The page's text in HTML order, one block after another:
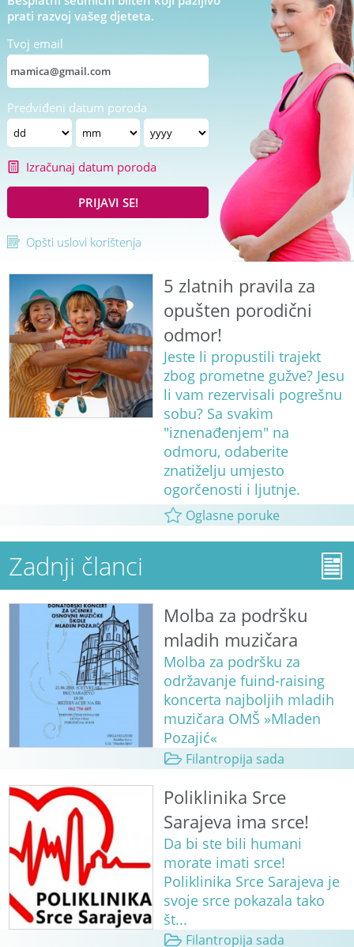
prati razvoj vašeg djeteta.
Tvoj email
Predviđeni datum poroda
Izračunaj datum poroda
PRIJAVI SE!
Opšti uslovi korištenja
5 zlatnih pravila za
opušten porodični
odmor!
Jeste li propustili trajekt
zbog prometne gužve? Jesu
li vam rezervisali pogrešnu
sobu? Sa svakim
"iznenađenjem" na
odmoru, odaberite
znatiželju umjesto
ogorčenosti i ljutnje.
Oglasne poruke
Zadnji članci
Molba za podršku
mladih muzičara
Molba za podršku za
održavanje fuind-raising
koncerta najboljih mladih
muzičara OMŠ »Mladen
Pozajić«
Filantropija sada
Poliklinika Srce
Sarajeva ima srce!
Da bi ste bili humani
morate imati srce!
Poliklinika Srce Sarajeva je
svoje srce pokazala tako
št...
Filantropija sada